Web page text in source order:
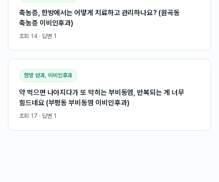
축농증, 한방에서는 어떻게 치료하고 관리하나요? (원곡동
축농증 이비인후과)
조회 14 · 답변 1
한방 안과, 이비인후과
약 먹으면 나아지다가 또 막히는 부비동염, 반복되는 게 너무
힘드네요 (부평동 부비동염 이비인후과)
조회 17 · 답변 1